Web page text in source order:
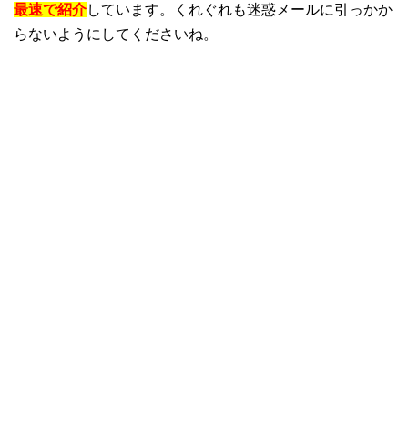
最速で紹介しています。くれぐれも迷惑メールに引っかか
らないようにしてくださいね。